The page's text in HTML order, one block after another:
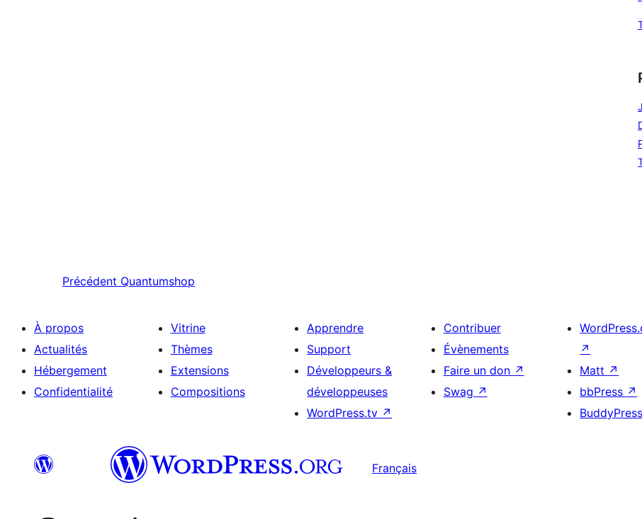
Précédent Quantumshop
À propos
Actualités
Hébergement
Confidentialité
Vitrine
Thèmes
Extensions
Compositions
Apprendre
Support
Développeurs &
développeuses
WordPress.tv ↗
Contribuer
Évènements
Faire un don ↗
Swag ↗
↗
Matt ↗
bbPress ↗
BuddyPress
Français